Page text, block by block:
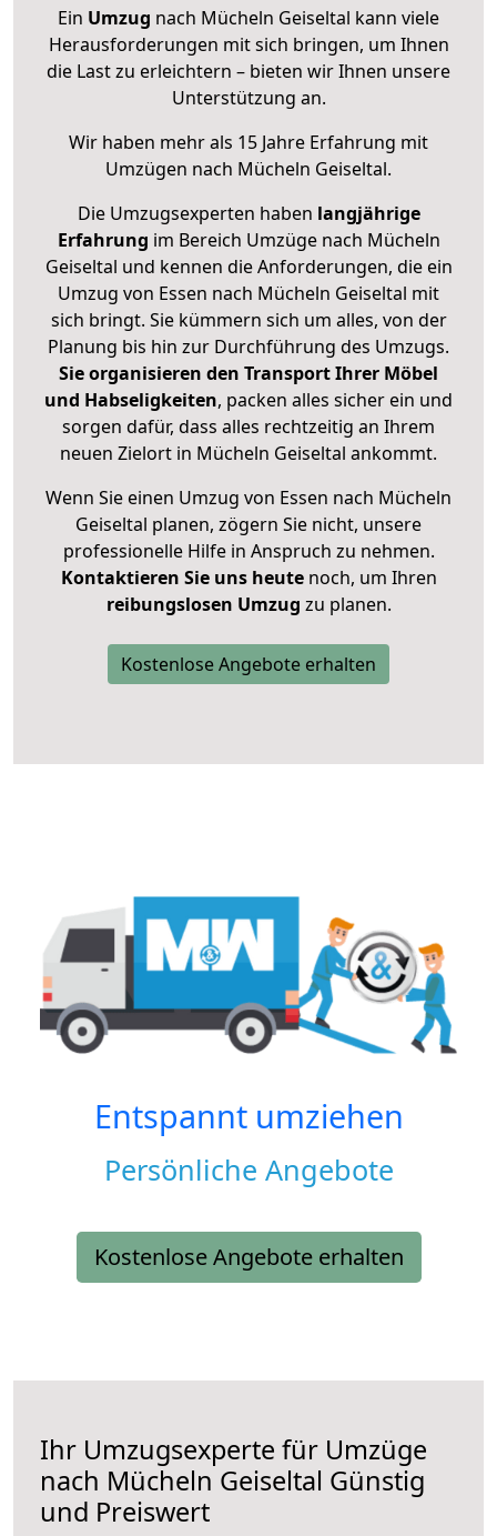
Ein Umzug nach Mücheln Geiseltal kann viele
Herausforderungen mit sich bringen, um Ihnen
die Last zu erleichtern – bieten wir Ihnen unsere
Unterstützung an.
Wir haben mehr als 15 Jahre Erfahrung mit
Umzügen nach Mücheln Geiseltal.
Die Umzugsexperten haben langjährige
Erfahrung im Bereich Umzüge nach Mücheln
Geiseltal und kennen die Anforderungen, die ein
Umzug von Essen nach Mücheln Geiseltal mit
sich bringt. Sie kümmern sich um alles, von der
Planung bis hin zur Durchführung des Umzugs.
Sie organisieren den Transport Ihrer Möbel
und Habseligkeiten, packen alles sicher ein und
sorgen dafür, dass alles rechtzeitig an Ihrem
neuen Zielort in Mücheln Geiseltal ankommt.
Wenn Sie einen Umzug von Essen nach Mücheln
Geiseltal planen, zögern Sie nicht, unsere
professionelle Hilfe in Anspruch zu nehmen.
Kontaktieren Sie uns heutenoch, um Ihren
reibungslosen Umzug zu planen.
Kostenlose Angebote erhalten
Entspannt umziehen
Persönliche Angebote
Kostenlose Angebote erhalten
Ihr Umzugsexperte für Umzüge
nach Mücheln Geiseltal Günstig
und Preiswert